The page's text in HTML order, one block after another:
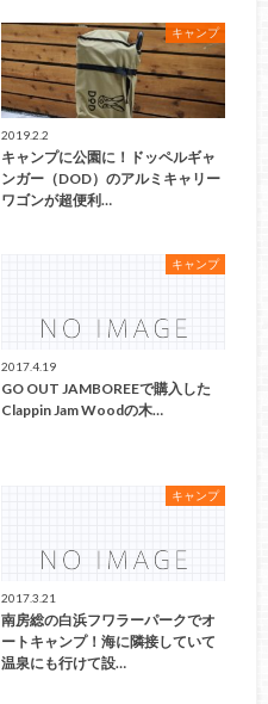
キャンプ
2019.2.2
キャンプに公園に！ドッペルギャ
ンガー（DOD）のアルミキャリー
ワゴンが超便利…
キャンプ
2017.4.19
GO OUT JAMBOREEで購入した
Clappin Jam Woodの木…
キャンプ
2017.3.21
南房総の白浜フワラーパークでオ
ートキャンプ！海に隣接していて
温泉にも行けて設…